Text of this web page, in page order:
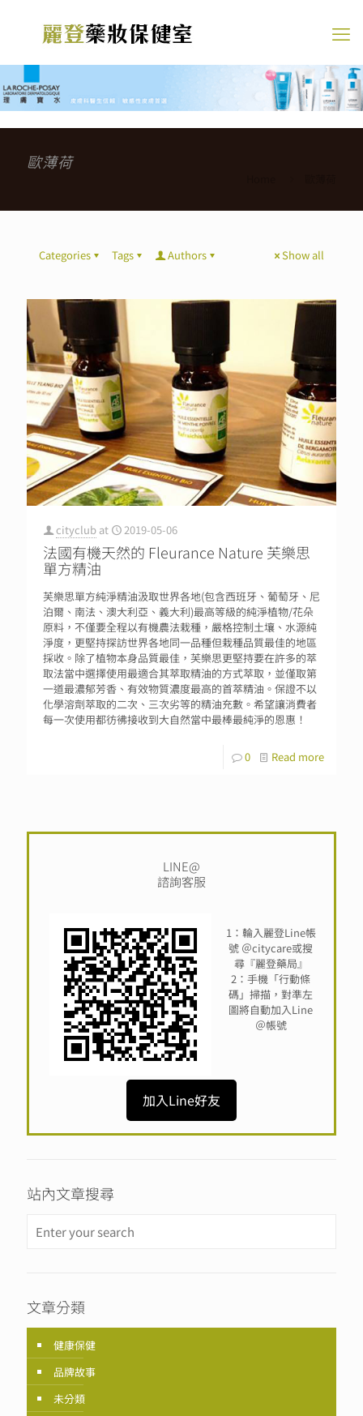
歐薄荷
Categories Tags Authors Show all
cityclub at 2019-05-06
法國有機天然的 Fleurance Nature 芙樂思
單方精油
芙樂思單方純淨精油汲取世界各地(包含西班牙、葡萄牙、尼
泊爾、南法、澳大利亞、義大利)最高等級的純淨植物/花朵
原料，不僅要全程以有機農法栽種，嚴格控制土壤、水源純
淨度，更堅持探訪世界各地同一品種但栽種品質最佳的地區
採收。除了植物本身品質最佳，芙樂思更堅持要在許多的萃
取法當中選擇使用最適合其萃取精油的方式萃取，並僅取第
一道最濃郁芳香、有效物質濃度最高的首萃精油。保證不以
化學溶劑萃取的二次、三次劣等的精油充數。希望讓消費者
每一次使用都彷彿接收到大自然當中最棒最純淨的恩惠！
0 Read more
LINE@
諮詢客服
1：輪入麗登Line帳
號 ＠citycare或搜
尋『麗登藥局』
2：手機「行動條
碼」掃描，對準左
圖將自動加入Line
＠帳號
加入Line好友
站內文章搜尋
文章分類
健康保健
品牌故事
未分類